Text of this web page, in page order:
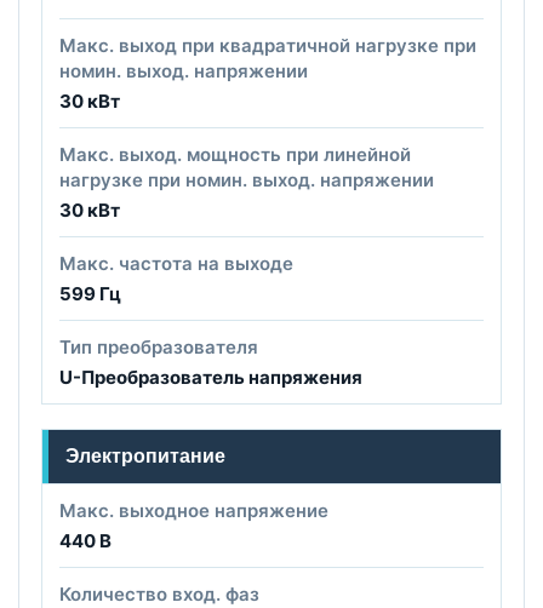
Макс. выход при квадратичной нагрузке при
номин. выход. напряжении
30 кВт
Макс. выход. мощность при линейной
нагрузке при номин. выход. напряжении
30 кВт
Макс. частота на выходе
599 Гц
Тип преобразователя
U-Преобразователь напряжения
Электропитание
Макс. выходное напряжение
440 В
Количество вход. фаз